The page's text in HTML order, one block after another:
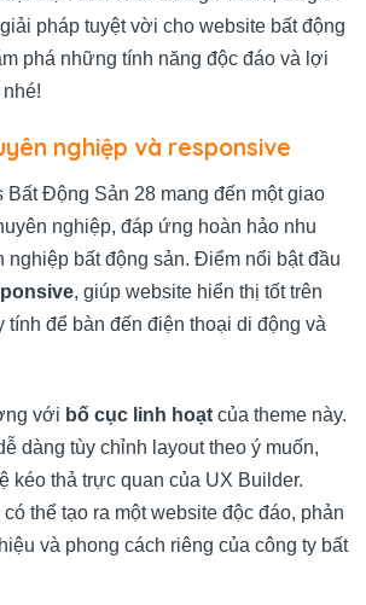
pháp tuyệt vời cho website bất động
phá những tính năng độc đáo và lợi
nghiệp và responsive
Bất Động Sản 28 mang đến một giao
nghiệp, đáp ứng hoàn hảo nhu
nghiệp bất động sản. Điểm nổi bật đầu
, giúp website hiển thị tốt trên
tính để bàn đến điện thoại di động và
với bố cục linh hoạt của theme này.
dàng tùy chỉnh layout theo ý muốn,
kéo thả trực quan của UX Builder.
thể tạo ra một website độc đáo, phản
và phong cách riêng của công ty bất